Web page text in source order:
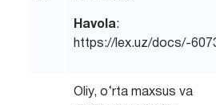
Havola:
https://lex.uz/docs/-
Oliy, o‘rta maxsus va